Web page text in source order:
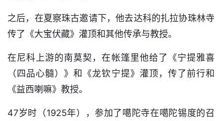
之后，在夏察珠古邀请下，他去达科的扎拉协珠林寺
传了《大宝伏藏》灌顶和其他传承与教授。
在尼科上游的南莫契，在帐篷里他给了《宁提雅喜
（四品心髓）》和《龙钦宁提》灌顶，传了前行和
《益西喇嘛》教授。
47岁时（1925年），参加了噶陀寺在噶陀锡度的召